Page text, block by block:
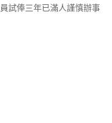
試俸三年已滿人謹慎辦事